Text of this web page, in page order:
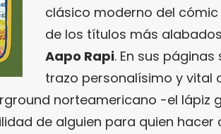
clásico moderno del
de los títulos más
Aapo Rapi. En sus páginas
trazo personalísimo y vital
norteamericano -el lápiz
de alguien para quien hacer